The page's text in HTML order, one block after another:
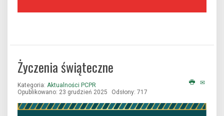
Życzenia świąteczne
Kategoria: Aktualności PCPR
Opublikowano: 23 grudzień 2025
Odsłony: 717